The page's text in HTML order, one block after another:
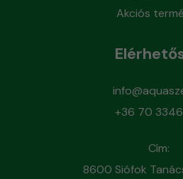
Akciós
+36 70
Cím:
8600 Siófok